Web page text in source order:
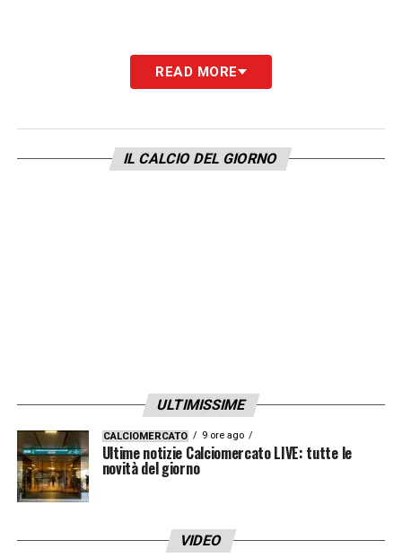
READ MORE
IL CALCIO DEL GIORNO
ULTIMISSIME
CALCIOMERCATO 9 ore ago
Ultime notizie Calciomercato LIVE: tutte le
novità del giorno
VIDEO